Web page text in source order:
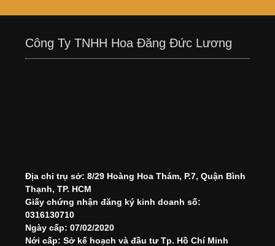
Công Ty TNHH Hoa Đăng Đức Lương
Địa chỉ trụ sở: 8/29 Hoàng Hoa Thám, P.7, Quận Bình
Thạnh, TP. HCM
Giấy chứng nhận đăng ký kinh doanh số:
0316130710
Ngày cấp: 07/02/2020
Nới cấp: Sở kế hoạch và đầu tư Tp. Hồ Chí Minh